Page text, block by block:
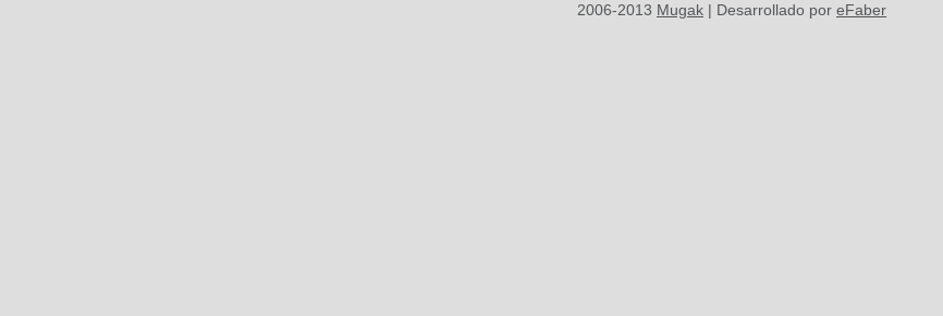
2006-2013 Mugak | Desarrollado por eFaber